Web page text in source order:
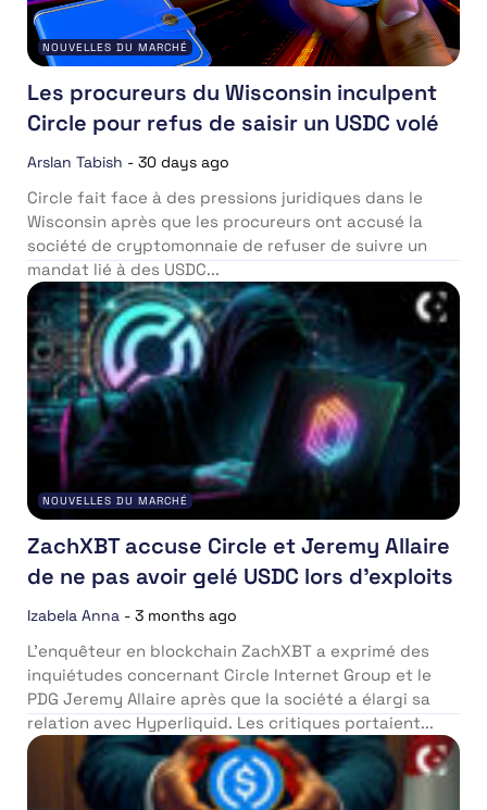
NOUVELLES DU MARCHÉ
Les procureurs du Wisconsin inculpent
Circle pour refus de saisir un USDC volé
Arslan Tabish - 30 days ago
Circle fait face à des pressions juridiques dans le
Wisconsin après que les procureurs ont accusé la
société de cryptomonnaie de refuser de suivre un
mandat lié à des USDC...
NOUVELLES DU MARCHÉ
ZachXBT accuse Circle et Jeremy Allaire
de ne pas avoir gelé USDC lors d’exploits
Izabela Anna - 3 months ago
L’enquêteur en blockchain ZachXBT a exprimé des
inquiétudes concernant Circle Internet Group et le
PDG Jeremy Allaire après que la société a élargi sa
relation avec Hyperliquid. Les critiques portaient...